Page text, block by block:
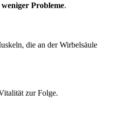
weniger Probleme.
die an der Wirbelsäule
zur Folge.